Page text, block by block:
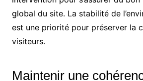
global du site. La stabilité de
est une priorité pour préserver la
visiteurs.
Maintenir une